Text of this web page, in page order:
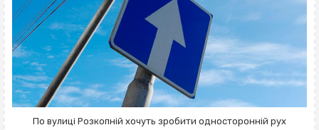
По вулиці Розкопній хочуть зробити односторонній рух